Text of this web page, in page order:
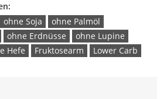
ohne Soja
ohne Palmöl
ohne Erdnüsse
ohne Lupine
Hefe Fruktosearm
Lower Carb